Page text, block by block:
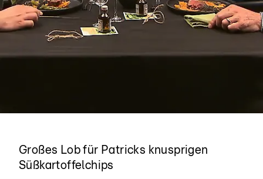
Großes Lob für Patricks knusprigen
Süßkartoffelchips